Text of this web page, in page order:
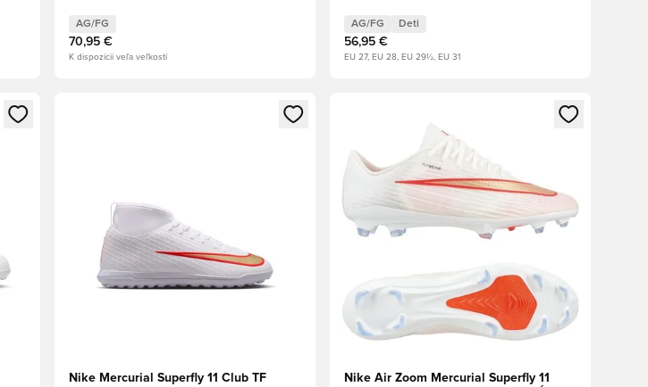
AG/FG
70,95 €
K dispozícii veľa veľkostí
AG/FG Deti
56,95 €
EU 27, EU 28, EU 29½, EU 31
ako člen
Otvorí modál na prihlásenie alebo registráciu ako člen
Nike Mercurial Superfly 11 Club TF
Otvorí modál na prihlásenie alebo registráciu ako
Nike Air Zoom Mercurial Superfly 11